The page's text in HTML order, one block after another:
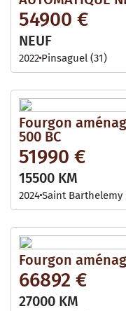
54900 €
NEUF
2022 Pinsaguel (31)
Fourgon
500 BC
51990 €
15500 KM
2024Saint Barthelemy
Fourgon
66892 €
27000 KM